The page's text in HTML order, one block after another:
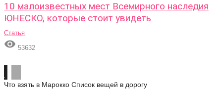
10 малоизвестных мест Всемирного наследия
ЮНЕСКО, которые стоит увидеть
Статья
 53632
Что взять в Марокко Список вещей в дорогу